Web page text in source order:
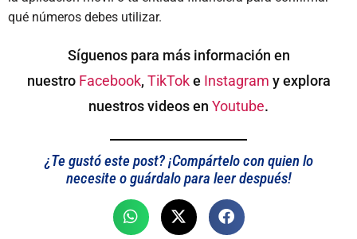
qué números debes utilizar.
Síguenos para más información en
nuestro Facebook, TikToke Instagram y explora
nuestros videos en Youtube.
¿Te gustó este post? ¡Compártelo con quien lo
necesite o guárdalo para leer después!